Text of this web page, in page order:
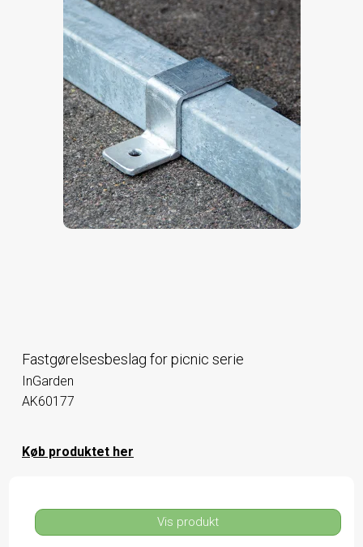
Fastgørelsesbeslag for picnic serie
InGarden
AK60177
Køb produktet her
Vis produkt